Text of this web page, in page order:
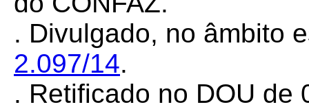
. Divulgado, no âmbito
2.097/14.
. Retificado no DOU de